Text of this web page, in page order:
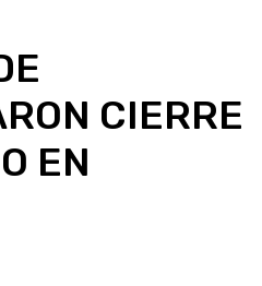
CIERRE
EN